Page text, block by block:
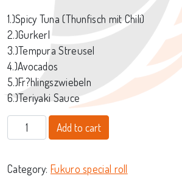
1.)Spicy Tuna (Thunfisch mit Chili)
2.)Gurkerl
3.)Tempura Streusel
4.)Avocados
5.)Fr?hlingszwiebeln
6.)Teriyaki Sauce
053. spicy tuna roll quantity
Add to cart
Category: Fukuro special roll